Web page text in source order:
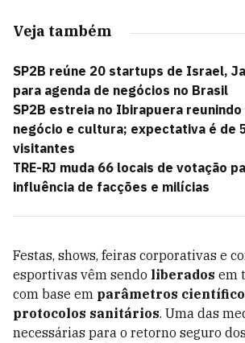
Veja também
SP2B reúne 20 startups de Israel,
para agenda de negócios no Brasil
SP2B estreia no Ibirapuera reunindo
negócio e cultura; expectativa é de
visitantes
TRE-RJ muda 66 locais de votação
influência de facções e milícias
Festas, shows, feiras corporativas e
esportivas vêm sendo liberados em
com base em parâmetros
protocolos sanitários. Uma das
necessárias para o retorno seguro